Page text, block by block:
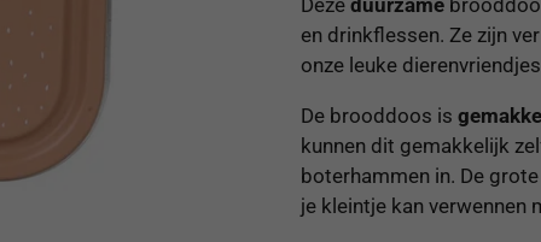
Deze duurzame
en drinkflessen. Ze zijn
onze leuke
De brooddoos is
kunnen dit gemakkelijk
boterhammen in. De
je kleintje kan verwennen